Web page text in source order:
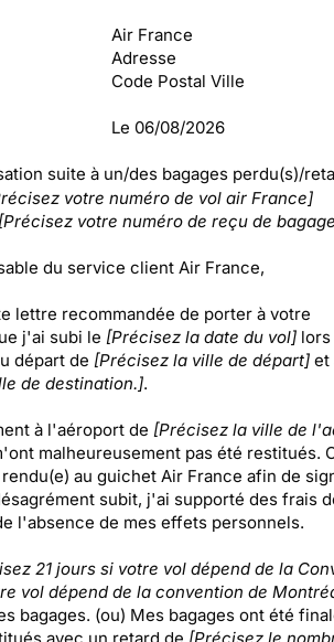
Air France
Adresse
Code Postal Ville
Le 06/08/2026
suite à un/des bagages perdu(s)/
votre numéro de vol air France]
[Précisez votre numéro de reçu de
du service client Air France,
lettre recommandée de porter à votre
j'ai subi le [Précisez la date du vol]lors
départ de [Précisez la ville de départ]et
de destination.].
à l'aéroport de [Précisez la ville de
malheureusement pas été restitués.
au guichet Air France afin de
subit, j'ai supporté des frais
l'absence de mes effets personnels.
21 jours si votre vol dépend de la
vol dépend de la convention de
bagages. (ou) Mes bagages ont été